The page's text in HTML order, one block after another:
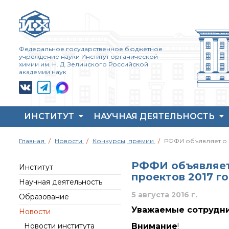
Федеральное государственное бюджетное
учреждение науки Институт органической
химии им. Н. Д. Зелинского Российской
академии наук
ИНСТИТУТ
моменты научной
История ИОХ РАН
Администрация
института
Научные школы
ИОХ РАН
пользования Института
органической химии
РАН (ЦКП ИОХ РАН)
Библиотека
Инфоресурсы
НАУЧНАЯ ДЕЯТЕЛЬНОСТЬ
направления
Важнейшие
достижения института
Научный Совет РАН
по органической
Искусственный
Главная Новости Конкурсы, премии РФФИ объявляет о
Институт
Научная деятельность
Образование
Новости
Новости института
РФФИ объявляет
проектов 2017
5 августа 2016 г.
Уважаемые
Внимание!